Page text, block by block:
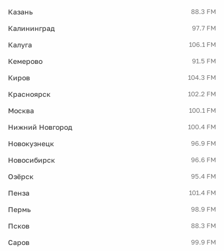
Казань 88.3 FM
Калининград 97.7 FM
Калуга 106.1 FM
Кемерово 91.5 FM
Киров 104.3 FM
Красноярск 102.2 FM
Москва 100.1 FM
Нижний Новгород 100.4 FM
Новокузнецк 96.9 FM
Новосибирск 96.6 FM
Озёрск 95.4 FM
Пенза 101.4 FM
Пермь 98.9 FM
Псков 88.3 FM
Саров 99.9 FM